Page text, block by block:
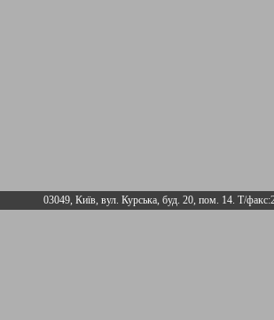
03049, Київ, вул. Курська, буд. 20, пом. 14. Т/